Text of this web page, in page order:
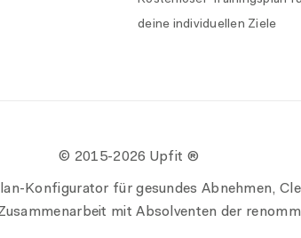
deine individuellen Ziele
© 2015-2026 Upfit ®
Konfigurator für gesundes Abnehmen,
mit Absolventen der